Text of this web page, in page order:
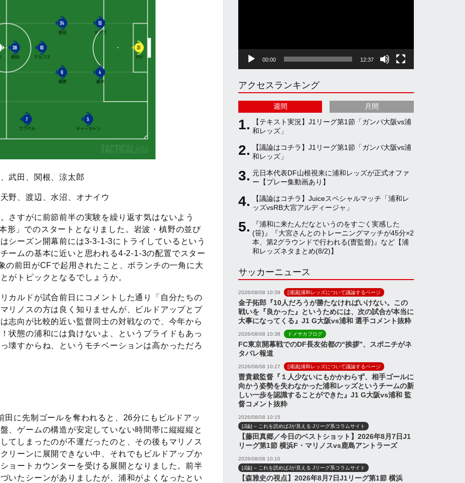
武田、関根、涼太郎
野、渡辺、水沼、オナイウ
さすがに前節前半の実験を繰り返す気はないよう
形」でのスタートとなりました。岩波・槙野の並び
シーズン開幕前には3-3-1-3にトライしているという
ームの基本に近いと思われる4-2-1-3の配置でスター
の前田がCFで起用されたこと、ボランチの一角に大
がトピックとなるでしょうか。
カルドが試合前日にコメントした通り「自分たちの
リノスの方は良く知りませんが、ビルドアップとプ
志向が比較的近い監督同士の対戦なので、今年から
状態の浦和には負けないよ、というプライドもあっ
壊すからね、というモチベーションは高かっただろ
に先制ゴールを奪われると、26分にもビルドアッ
、ゲームの構造が安定していない時間帯に縦縦縦と
てしまったのが不運だったのと、その後もマリノス
リーンに展開できない中、それでもビルドアップか
ョートカウンターを受ける展開となりました。前半
いたシーンがありましたが、浦和がよくなったとい
g
r
a
m
k b
e
C
h
n
l
00:00 12:37
アクセスランキング
週間 月間
【テキスト実況】J1リーグ第1節「ガンバ大阪vs浦
和レッズ」
【議論はコチラ】J1リーグ第1節「ガンバ大阪vs浦
和レッズ」
元日本代表DF山根視来に浦和レッズが正式オファ
ー【プレー集動画あり】
【議論はコチラ】Juiceスペシャルマッチ「浦和レ
ッズvsRB大宮アルディージャ」
『浦和に来たんだなというのをすごく実感した
(笹)』『大宮さんとのトレーニングマッチが45分×2
本、第2グラウンドで行われる(曺監督)』など【浦
和レッズネタまとめ(8/2)】
サッカーニュース
2026/08/08 10:39 [浦議]浦和レッズについて議論するページ
金子拓郎『10人だろうが勝たなければいけない。この
戦いを『良かった』というためには、次の試合が本当に
大事になってくる』J1 G大阪vs浦和 選手コメント抜粋
2026/08/08 10:38 ドメサカブログ
FC東京開幕戦でのDF長友佑都の“挨拶”、スポニチがネ
タバレ報道
2026/08/08 10:27 [浦議]浦和レッズについて議論するページ
曺貴裁監督『１人少ないにもかかわらず、相手ゴールに
向かう姿勢を失わなかった浦和レッズというチームの新
しい一歩を認識することができた』J1 G大阪vs浦和 監
督コメント抜粋
2026/08/08 10:15
[J論] – これを読めばJが見える Jリーグ系コラムサイト
【藤田真郷／今日のベストショット】2026年8月7日J1
リーグ第1節 横浜F・マリノスvs鹿島アントラーズ
2026/08/08 10:10
[J論] – これを読めばJが見える Jリーグ系コラムサイト
【森雅史の視点】2026年8月7日J1リーグ第1節 横浜